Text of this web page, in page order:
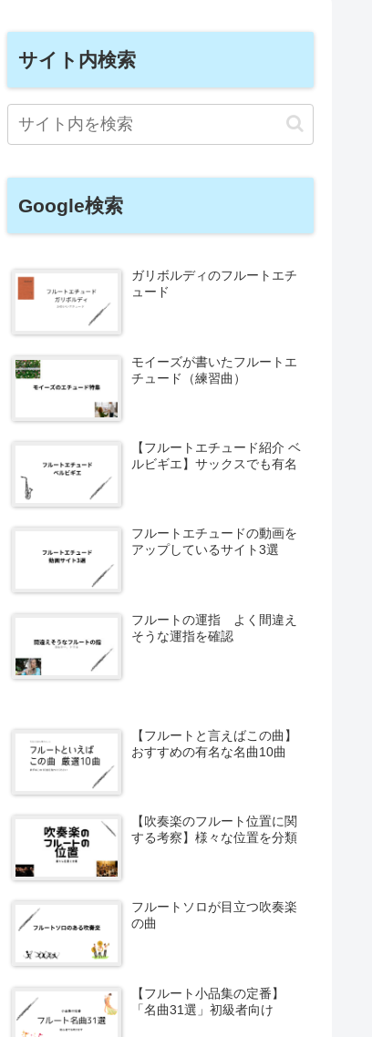
サイト内検索
Google検索
ガリボルディのフルートエチ
ュード
モイーズが書いたフルートエ
チュード（練習曲）
【フルートエチュード紹介 ベ
ルビギエ】サックスでも有名
フルートエチュードの動画を
アップしているサイト3選
フルートの運指 よく間違え
そうな運指を確認
【フルートと言えばこの曲】
おすすめの有名な名曲10曲
【吹奏楽のフルート位置に関
する考察】様々な位置を分類
フルートソロが目立つ吹奏楽
の曲
【フルート小品集の定番】
「名曲31選」初級者向け